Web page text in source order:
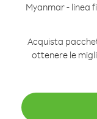
Myanmar - linea
Acquista
ottenere le